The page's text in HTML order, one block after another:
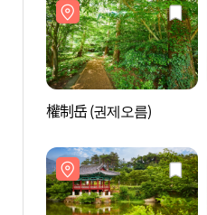
權制岳 (권제오름)